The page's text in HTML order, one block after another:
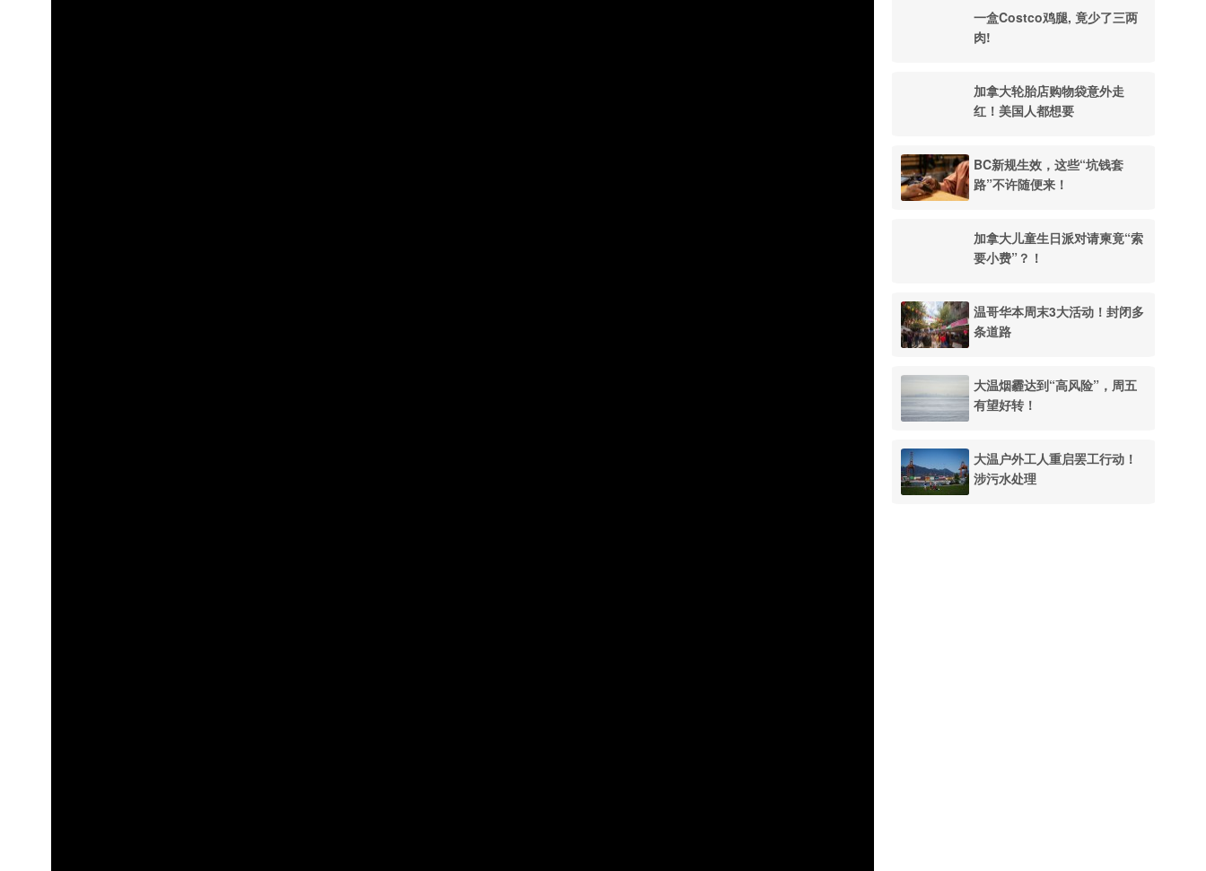
一盒Costco鸡腿, 竟少了三两
肉!
加拿大轮胎店购物袋意外走
红！美国人都想要
BC新规生效，这些“坑钱套
路”不许随便来！
加拿大儿童生日派对请柬竟“索
要小费”？！
温哥华本周末3大活动！封闭多
条道路
大温烟霾达到“高风险”，周五
有望好转！
大温户外工人重启罢工行动！
涉污水处理